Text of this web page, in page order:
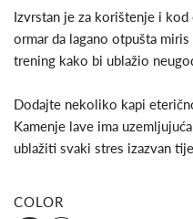
Izvrstan je za korištenje i
ormar da lagano otpušta
trening kako bi ublažio
Dodajte nekoliko kapi
Kamenje lave ima
ublažiti svaki stres izazvan
COLOR